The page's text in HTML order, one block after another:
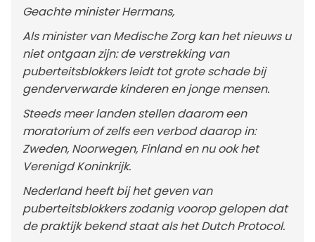
Geachte minister Hermans,
Als minister van Medische Zorg kan het nieuws u
niet ontgaan zijn: de verstrekking van
puberteitsblokkers leidt tot grote schade bij
genderverwarde kinderen en jonge mensen.
Steeds meer landen stellen daarom een
moratorium of zelfs een verbod daarop in:
Zweden, Noorwegen, Finland en nu ook het
Verenigd Koninkrijk.
Nederland heeft bij het geven van
puberteitsblokkers zodanig voorop gelopen dat
de praktijk bekend staat als het Dutch Protocol.